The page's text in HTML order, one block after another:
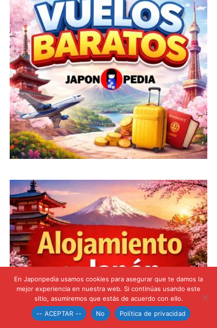
En Japonpedia usamos cookies para asegurar que te damos la
mejor experiencia en nuestra web. Si continúas usando este
sitio, asumiremos que estás de acuerdo con ello.
-- ACEPTAR --
No Política de privacidad